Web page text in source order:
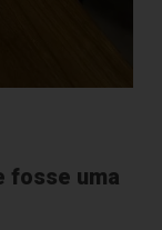
fosse uma